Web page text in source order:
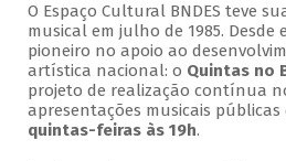
O Espaço Cultural BNDES teve
musical em julho de 1985.
pioneiro no apoio ao
artística nacional: o Quintas no
projeto de realização contínua
apresentações musicais públicas
quintas-feiras às 19h.